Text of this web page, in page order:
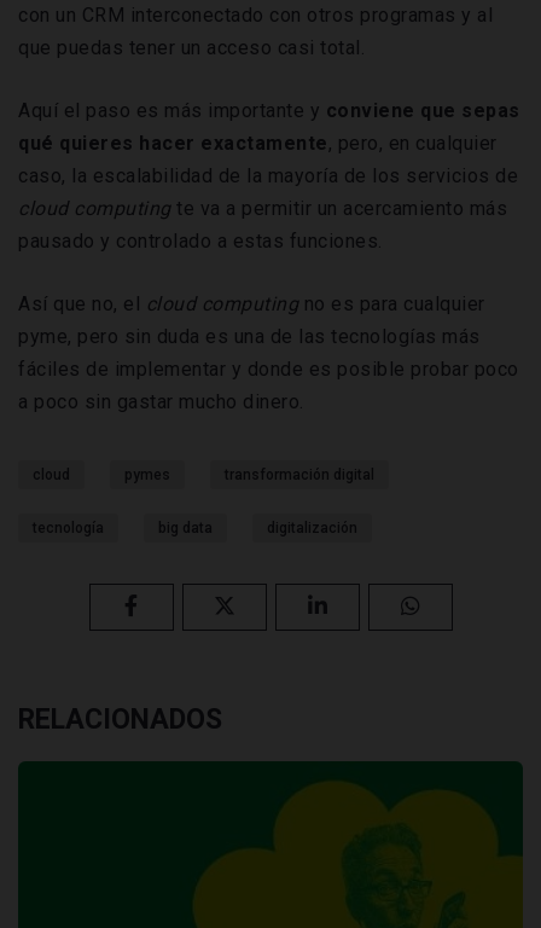
con un CRM interconectado con otros programas y al
que puedas tener un acceso casi total.
Aquí el paso es más importante y conviene que sepas
qué quieres hacer exactamente, pero, en cualquier
caso, la escalabilidad de la mayoría de los servicios de
cloud computingte va a permitir un acercamiento más
pausado y controlado a estas funciones.
Así que no, el cloud computingno es para cualquier
pyme, pero sin duda es una de las tecnologías más
fáciles de implementar y donde es posible probar poco
a poco sin gastar mucho dinero.
cloud pymes transformación digital
tecnología big data digitalización
RELACIONADOS